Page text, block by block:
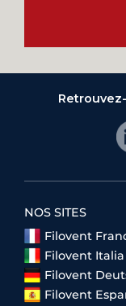
NOS SITES
Filovent
Filovent Italia
Filovent
Filovent